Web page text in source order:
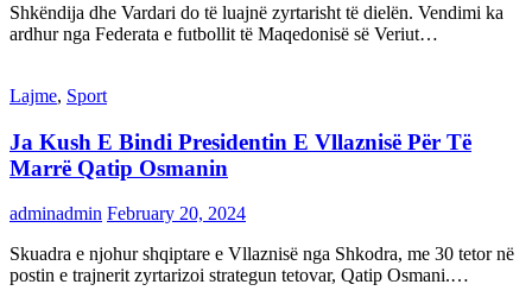
Shkëndija dhe Vardari do të luajnë zyrtarisht të dielën. Vendimi ka
ardhur nga Federata e futbollit të Maqedonisë së Veriut…
Lajme, Sport
Ja Kush E Bindi Presidentin E Vllaznisë Për Të
Marrë Qatip Osmanin
adminadmin February 20, 2024
Skuadra e njohur shqiptare e Vllaznisë nga Shkodra, me 30 tetor në
postin e trajnerit zyrtarizoi strategun tetovar, Qatip Osmani.…